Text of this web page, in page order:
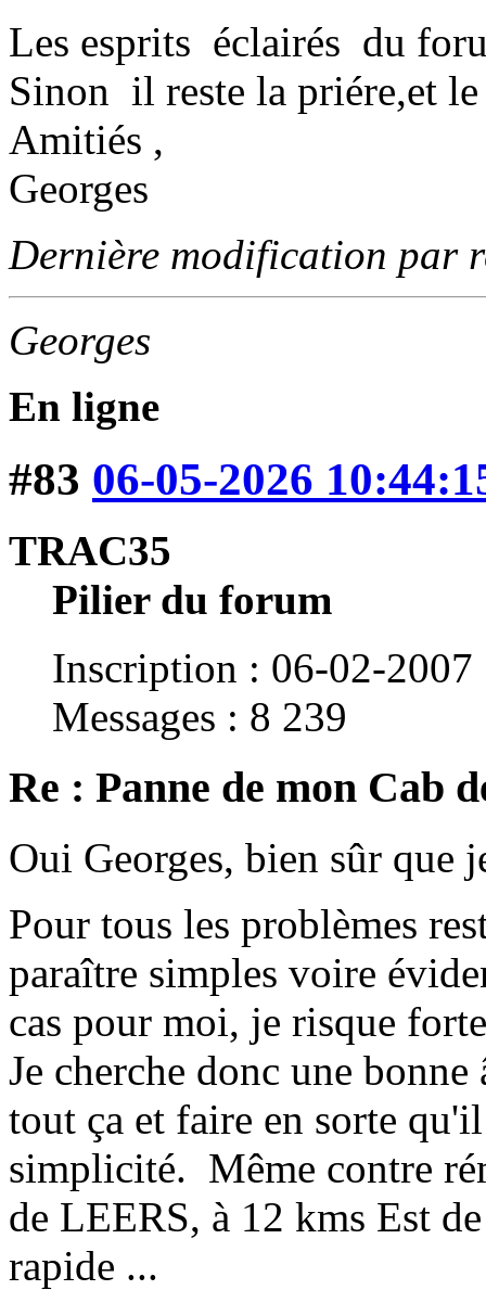
Les esprits éclairés du
Sinon il reste la priére,et
Amitiés ,
Georges
Dernière modification par
Georges
En ligne
#83 06-05-2026
TRAC35
Pilier du forum
Inscription : 06-02-2007
Messages : 8 239
Re : Panne de mon Cab
Oui Georges, bien sûr que
Pour tous les problèmes
paraître simples voire
cas pour moi, je risque
Je cherche donc une
tout ça et faire en sorte
simplicité. Même contre
de LEERS, à 12 kms Est
rapide ...